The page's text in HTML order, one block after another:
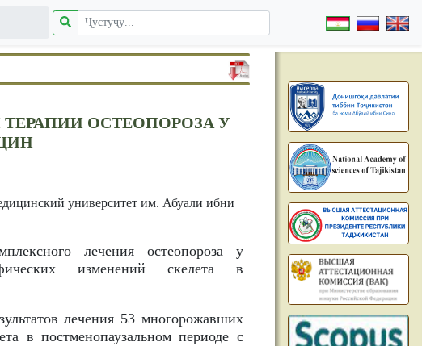
ОСТЕОПОРОЗА У
университет им. Абуали ибни
лечения остеопороза у
изменений скелета в
лечения 53 многорожавших
в постменопаузальном периоде с